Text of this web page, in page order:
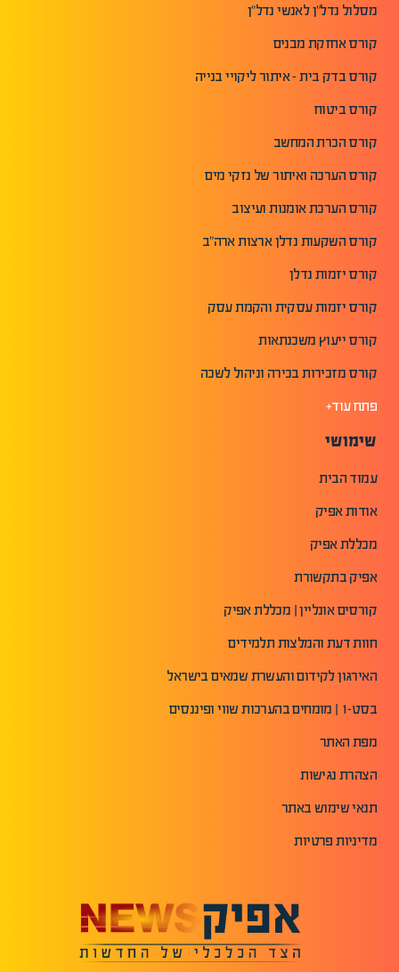
מסלול נדל"ן לאנשי נדל"ן
קורס אחזקת מבנים
קורס בדק בית - איתור ליקויי בנייה
קורס ביטוח
קורס הכרת המחשב
קורס הערכה ואיתור של נזקי מים
קורס הערכת אומנות ועיצוב
קורס השקעות נדלן ארצות ארה"ב
קורס יזמות נדלן
קורס יזמות עסקית והקמת עסק
קורס ייעוץ משכנתאות
קורס מזכירות בכירה וניהול לשכה
פתח עוד+
שימושי
עמוד הבית
אודות אפיק
מכללת אפיק
אפיק בתקשורת
קורסים אונליין | מכללת אפיק
חוות דעת והמלצות תלמידים
האירגון לקידום והעשרת שמאים בישראל
בסט-1 | מומחים בהערכות שווי ופיננסים
מפת האתר
הצהרת נגישות
תנאי שימוש באתר
מדיניות פרטיות